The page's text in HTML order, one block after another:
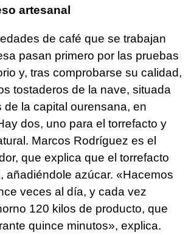
artesanal
de café que se trabajan
pasan primero por las pruebas
y, tras comprobarse su calidad,
tostaderos de la nave, situada
de la capital ourensana, en
dos, uno para el torrefacto y
Marcos Rodríguez es el
que explica que el torrefacto
añadiéndole azúcar. «Hacemos
veces al día, y cada vez
120 kilos de producto, que
quince minutos», explica.